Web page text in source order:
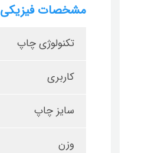
مشخصات فیزیکی
تکنولوژی چاپ
کاربری
سایز چاپ
وزن